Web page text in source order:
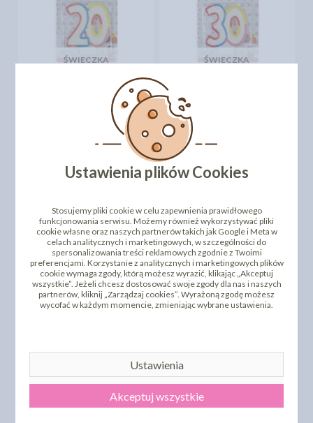
ŚWIECZKA
KOLOROWA CYFRA "20" -
7,00 zł
ŚWIECZKA
ŚWIECZKA
URODZINOWA - SREBRNA
CYFRA "25"
DO KOSZYKA
ŚWIECZKA
URODZINOWA "SREBRNA
SZTABKA" - CYFRA "0"
DO KOSZYKA
Ustawienia plików Cookies
Stosujemy pliki cookie w celu zapewnienia prawidłowego
funkcjonowania serwisu. Możemy również wykorzystywać pliki
cookie własne oraz naszych partnerów takich jak Google i Meta w
celach analitycznych i marketingowych, w szczególności do
spersonalizowania treści reklamowych zgodnie z Twoimi
preferencjami. Korzystanie z analitycznych i marketingowych plików
cookie wymaga zgody, którą możesz wyrazić, klikając „Akceptuj
wszystkie”. Jeżeli chcesz dostosować swoje zgody dla nas i naszych
partnerów, kliknij „Zarządzaj cookies”. Wyrażoną zgodę możesz
wycofać w każdym momencie, zmieniając wybrane ustawienia.
Ustawienia
Akceptuj wszystkie